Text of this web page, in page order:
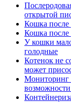
открытой
Кошка после
Кошка после
У кошки
голодные
Котенок не
может
Мониторинг
возможности